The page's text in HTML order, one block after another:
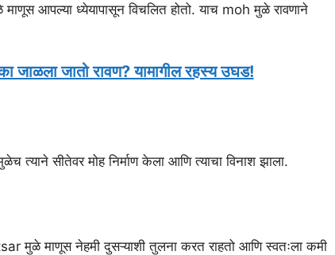
आपल्या ध्येयापासून विचलित होतो. याच moh मुळे रावणाने
जाळला जातो रावण? यामागील रहस्य उघड!
त्याने सीतेवर मोह निर्माण केला आणि त्याचा विनाश झाला.
मुळे माणूस नेहमी दुसऱ्याशी तुलना करत राहतो आणि स्वतःला कमी